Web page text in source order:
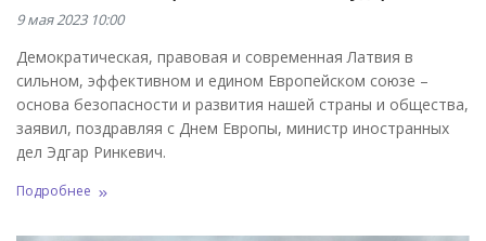
9 мая 2023 10:00
Демократическая, правовая и современная Латвия в
сильном, эффективном и едином Европейском союзе –
основа безопасности и развития нашей страны и общества,
заявил, поздравляя с Днем Европы, министр иностранных
дел Эдгар Ринкевич.
Подробнее